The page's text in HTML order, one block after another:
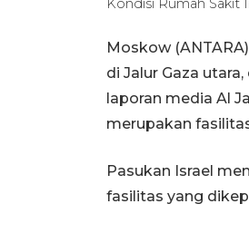
Kondisi Rumah Sakit
Moskow
di Jalur Gaza
laporan media Al
merupakan
Pasukan Israel
fasilitas yang